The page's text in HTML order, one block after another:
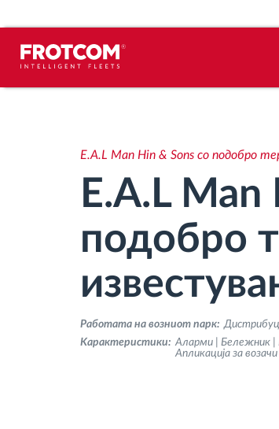
возењето
Управување со работната
Далечинско преземање
тахографски датотеки
E.A.L Man Hin & Sons со подобро
E.A.L
подобро
Работата на возниот парк:
Kарактеристики: Аларми | Бележник |
Апликација за возачи